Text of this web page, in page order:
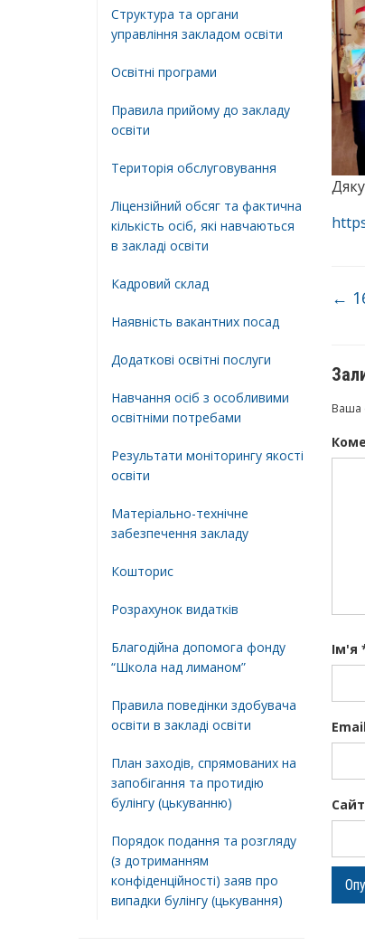
Структура та органи
управління закладом освіти
Освiтнi програми
Правила прийому до закладу
освіти
Територiя обслуговування
Ліцензійний обсяг та фактична
кількість осіб, які навчаються
в закладі освіти
Кадровий склад
Наявність вакантних посад
Додатковi освiтнi послуги
Навчання осіб з особливими
освітніми потребами
Результати моніторингу якості
освіти
Матеріально-технічне
забезпечення закладу
Кошторис
Розрахунок видатків
Благодійна допомога фонду
“Школа над лиманом”
Правила поведінки здобувача
освіти в закладі освіти
План заходів, спрямованих на
запобігання та протидію
булінгу (цькуванню)
Порядок подання та розгляду
(з дотриманням
конфіденційності) заяв про
випадки булінгу (цькування)
←
Ваша
Ім'я
Сайт